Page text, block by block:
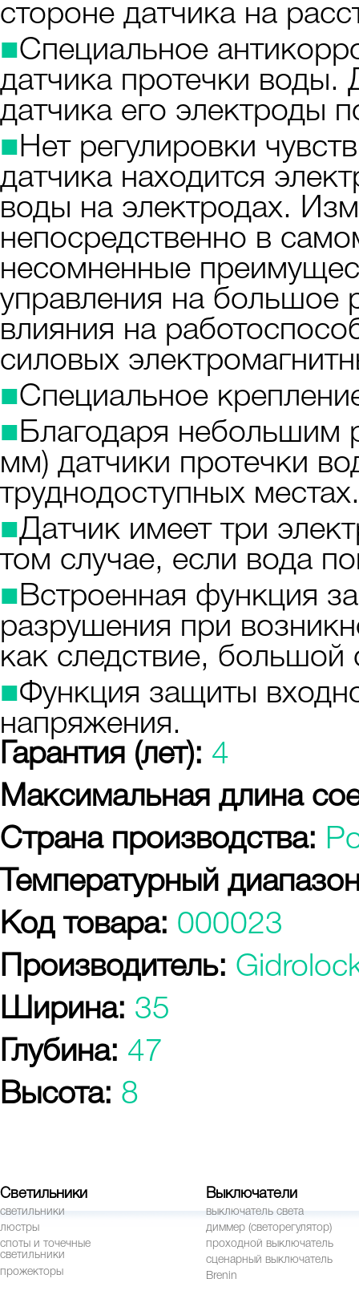
стороне датчика на
■Специальное
датчика протечки воды.
датчика его электроды
■ Нет регулировки
датчика находится
воды на электродах.
непосредственно в
несомненные
управления на большое
влияния на
силовых
■Специальное
■ Благодаря небольшим
мм) датчики протечки
труднодоступных местах.
■Датчик имеет три
том случае, если вода
■ Встроенная функция
разрушения при
как следствие, большой
■Функция защиты
напряжения.
Гарантия (лет): 4
Максимальная длина
Страна производства:
Температурный
Код товара: 000023
Производитель:
Ширина: 35
Глубина: 47
Высота: 8
Светильники
светильники
люстры
споты и точечные
светильники
прожекторы
Выключатели
выключатель света
диммер (светорегулятор)
проходной выключатель
сценарный выключатель
Brenin